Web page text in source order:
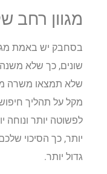
מגוון רחב
בסחבק יש באמת
שונים, כך שלא משנה
שלא תמצאו משרה
מקל על תהליך חיפוש
לפשוטה יותר ונוחה
יותר, כך הסיכוי
גדול יותר.